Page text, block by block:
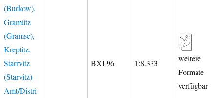
(Burkow),
Gramtitz
(Gramse),
Kreptitz,
Starrvitz
(Starvitz)
Amt/Distri
BXI 96 1:8.333
weitere
Formate
verfügbar